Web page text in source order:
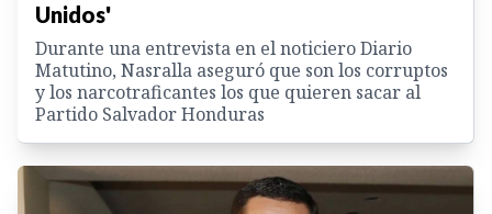
Unidos'
Durante una entrevista en el noticiero Diario
Matutino, Nasralla aseguró que son los corruptos
y los narcotraficantes los que quieren sacar al
Partido Salvador Honduras